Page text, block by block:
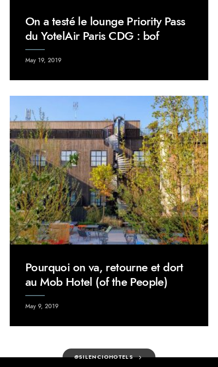
On a testé le lounge Priority Pass
du YotelAir Paris CDG : bof
May 19, 2019
Pourquoi on va, retourne et dort
au Mob Hotel (of the People)
May 9, 2019
@SILENCIOHOTELS